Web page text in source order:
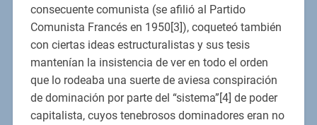
consecuente comunista (se afilió al Partido
Comunista Francés en 1950[3]), coqueteó también
con ciertas ideas estructuralistas y sus tesis
mantenían la insistencia de ver en todo el orden
que lo rodeaba una suerte de aviesa conspiración
de dominación por parte del “sistema”[4] de poder
capitalista, cuyos tenebrosos dominadores eran no